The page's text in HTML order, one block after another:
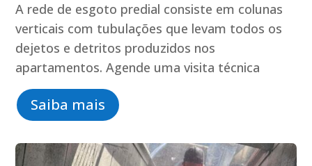
A rede de esgoto predial consiste em colunas
verticais com tubulações que levam todos os
dejetos e detritos produzidos nos
apartamentos. Agende uma visita técnica
Saiba mais